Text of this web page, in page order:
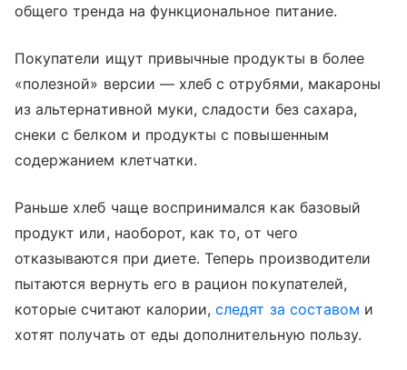
общего тренда на функциональное питание.
Покупатели ищут привычные продукты в более
«полезной» версии — хлеб с отрубями, макароны
из альтернативной муки, сладости без сахара,
снеки с белком и продукты с повышенным
содержанием клетчатки.
Раньше хлеб чаще воспринимался как базовый
продукт или, наоборот, как то, от чего
отказываются при диете. Теперь производители
пытаются вернуть его в рацион покупателей,
которые считают калории,следят за составом и
хотят получать от еды дополнительную пользу.